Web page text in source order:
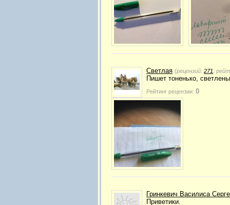
Светлая (рецензий: 271 ,
Пишет тоненько,
Рейтинг рецензии: 0
Гринкевич Василиса
Приветики.